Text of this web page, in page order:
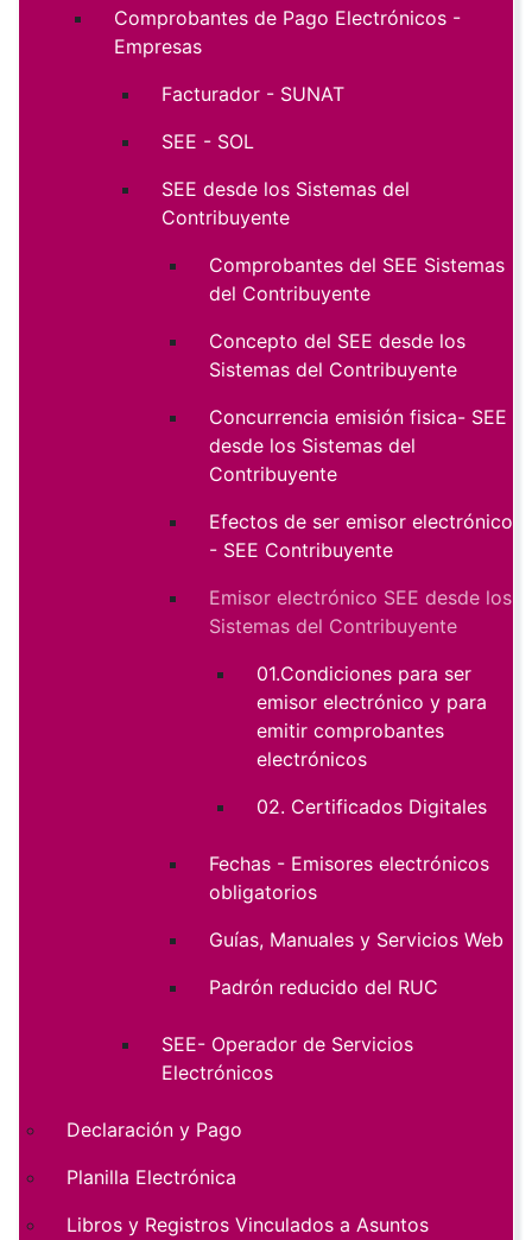
Comprobantes de Pago Electrónicos -
Empresas
Facturador - SUNAT
SEE - SOL
SEE desde los Sistemas del
Contribuyente
Comprobantes del SEE Sistemas
del Contribuyente
Concepto del SEE desde los
Sistemas del Contribuyente
Concurrencia emisión fisica- SEE
desde los Sistemas del
Contribuyente
Efectos de ser emisor electrónico
- SEE Contribuyente
Emisor electrónico SEE desde los
Sistemas del Contribuyente
01.Condiciones para ser
emisor electrónico y para
emitir comprobantes
electrónicos
02. Certificados Digitales
Fechas - Emisores electrónicos
obligatorios
Guías, Manuales y Servicios Web
Padrón reducido del RUC
SEE- Operador de Servicios
Electrónicos
Declaración y Pago
Planilla Electrónica
Libros y Registros Vinculados a Asuntos